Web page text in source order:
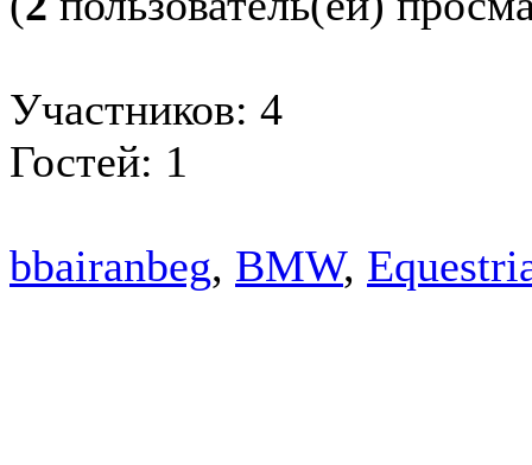
Участников: 4
Гостей: 1
bbairanbeg, BMW,